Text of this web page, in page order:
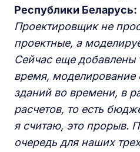
Республики Беларусь:
Проектировщик не
проектные, а
Сейчас еще добавлены
время, моделирование
зданий во времени, в
расчетов, то есть
я считаю, это прорыв.
очередь для наших